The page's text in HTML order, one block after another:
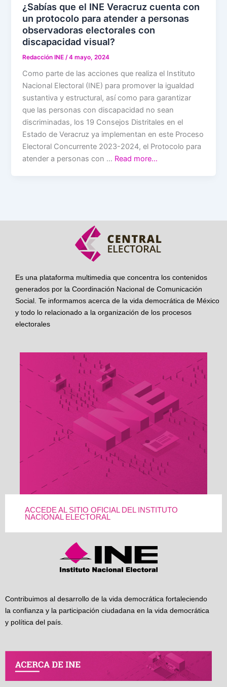
¿Sabías que el INE Veracruz cuenta con
un protocolo para atender a personas
observadoras electorales con
discapacidad visual?
Redacción INE /4 mayo, 2024
Como parte de las acciones que realiza el Instituto
Nacional Electoral (INE) para promover la igualdad
sustantiva y estructural, así como para garantizar
que las personas con discapacidad no sean
discriminadas, los 19 Consejos Distritales en el
Estado de Veracruz ya implementan en este Proceso
Electoral Concurrente 2023-2024, el Protocolo para
atender a personas con … Read more…
Es una plataforma multimedia que concentra los contenidos
generados por la Coordinación Nacional de Comunicación
Social. Te informamos acerca de la vida democrática de México
y todo lo relacionado a la organización de los procesos
electorales
ACCEDE AL SITIO OFICIAL DEL INSTITUTO
NACIONAL ELECTORAL
Contribuimos al desarrollo de la vida democrática fortaleciendo
la confianza y la participación ciudadana en la vida democrática
y política del país.